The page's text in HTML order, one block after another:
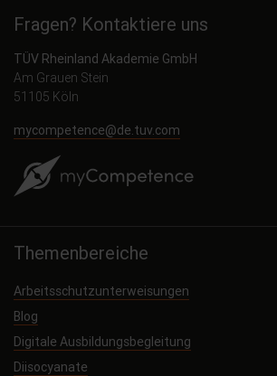
Fragen? Kontaktiere uns
TÜV Rheinland Akademie GmbH
Am Grauen Stein
51105 Köln
mycompetence@de.tuv.com
Themenbereiche
Arbeitsschutzunterweisungen
Blog
Digitale Ausbildungsbegleitung
Diisocyanate